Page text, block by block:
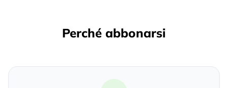
Perché abbonarsi